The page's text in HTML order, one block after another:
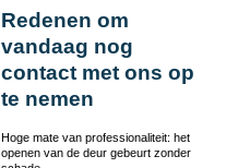
Redenen om
vandaag nog
contact met ons op
te nemen
Hoge mate van professionaliteit: het
openen van de deur gebeurt zonder